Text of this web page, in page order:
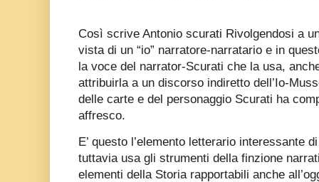
Così scrive Antonio scurati Rivolgendosi a
vista di un “io” narratore-narratario e in
la voce del narrator-Scurati che la usa,
attribuirla a un discorso indiretto dell’Io-
delle carte e del personaggio Scurati ha
affresco.
E’ questo l’elemento letterario interessante
tuttavia usa gli strumenti della finzione
elementi della Storia rapportabili anche